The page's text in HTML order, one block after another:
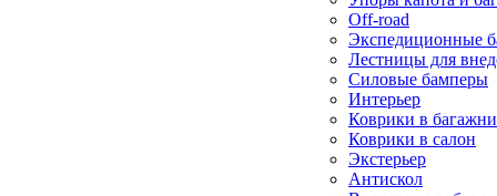
Off-road
Экспедиционные
Лестницы для
Силовые бамперы
Интерьер
Коврики в
Коврики в салон
Экстерьер
Антискол